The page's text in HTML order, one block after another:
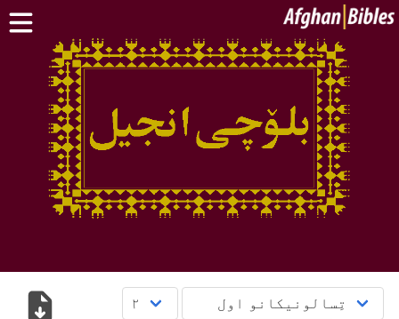
کور پاڼه
سپیڅلی کتاب په دري ژبه
سپیڅلی کتاب په پښتو ژبه
نور: بلوچی
د مبایل اپلېکېشنونو
پوښتنې